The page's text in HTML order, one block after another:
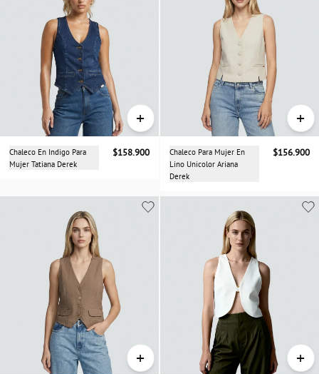
+
Chaleco En Indigo Para
Mujer Tatiana Derek
$158.900
+
Chaleco Para Mujer En
Lino Unicolor Ariana
Derek
$156.900
+ +